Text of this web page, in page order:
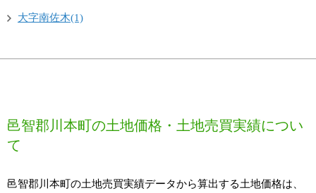
大字南佐木(1)
邑智郡川本町の土地価格・土地売買実績につい
て
邑智郡川本町の土地売買実績データから算出する土地価格は、